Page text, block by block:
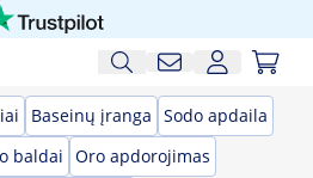
Baseinų įranga Sodo apdaila
baldai Oro apdorojimas